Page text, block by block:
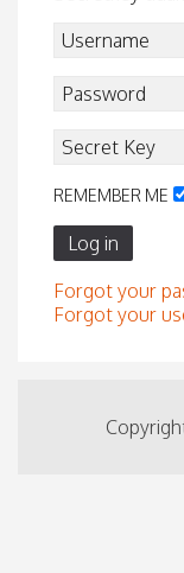
REMEMBER ME
Log in
Forgot your
Forgot your